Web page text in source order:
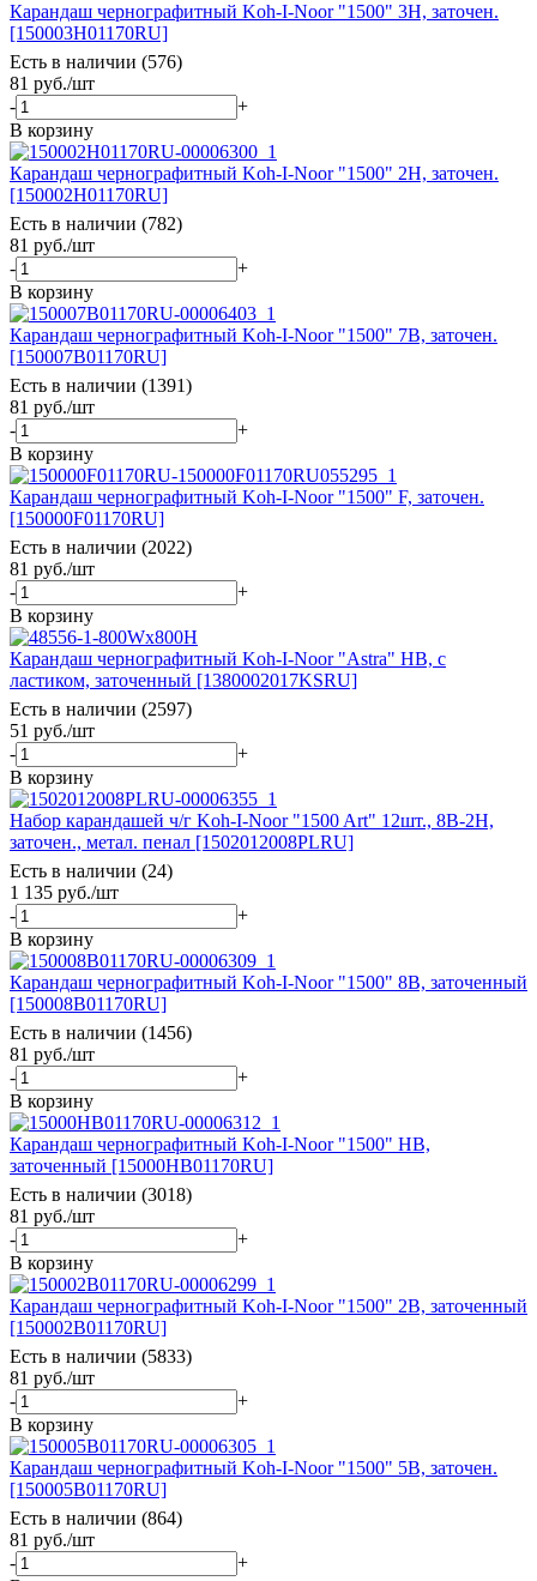
Карандаш чернографитный Koh-I-Noor "1500" 3Н, заточен.
[150003H01170RU]
Есть в наличии (576)
81 руб./шт
-
+
В корзину
Карандаш чернографитный Koh-I-Noor "1500" 2Н, заточен.
[150002H01170RU]
Есть в наличии (782)
81 руб./шт
-
+
В корзину
Карандаш чернографитный Koh-I-Noor "1500" 7В, заточен.
[150007B01170RU]
Есть в наличии (1391)
81 руб./шт
-
+
В корзину
Карандаш чернографитный Koh-I-Noor "1500" F, заточен.
[150000F01170RU]
Есть в наличии (2022)
81 руб./шт
-
+
В корзину
Карандаш чернографитный Koh-I-Noor "Astra" HB, с
ластиком, заточенный [1380002017KSRU]
Есть в наличии (2597)
51 руб./шт
-
+
В корзину
Набор карандашей ч/г Koh-I-Noor "1500 Art" 12шт., 8B-2H,
заточен., метал. пенал [1502012008PLRU]
Есть в наличии (24)
1 135 руб./шт
-
+
В корзину
Карандаш чернографитный Koh-I-Noor "1500" 8В, заточенный
[150008B01170RU]
Есть в наличии (1456)
81 руб./шт
-
+
В корзину
Карандаш чернографитный Koh-I-Noor "1500" HB,
заточенный [15000HB01170RU]
Есть в наличии (3018)
81 руб./шт
-
+
В корзину
Карандаш чернографитный Koh-I-Noor "1500" 2B, заточенный
[150002B01170RU]
Есть в наличии (5833)
81 руб./шт
-
+
В корзину
Карандаш чернографитный Koh-I-Noor "1500" 5В, заточен.
[150005B01170RU]
Есть в наличии (864)
81 руб./шт
-
+